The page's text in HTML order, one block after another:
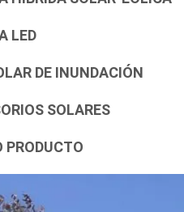
LED
DE INUNDACIÓN
SOLARES
PRODUCTO